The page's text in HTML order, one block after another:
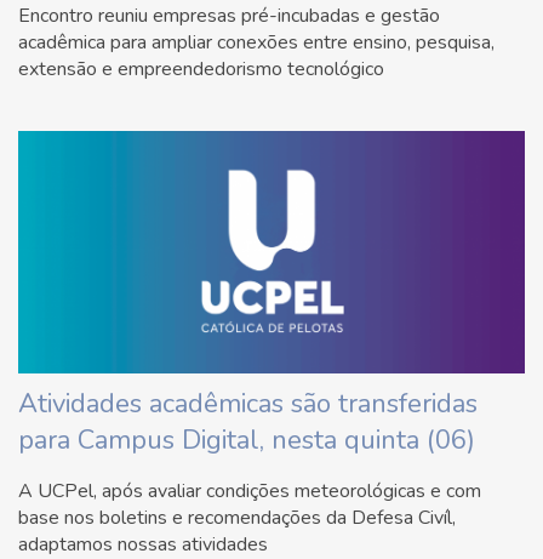
Encontro reuniu empresas pré-incubadas e gestão
acadêmica para ampliar conexões entre ensino, pesquisa,
extensão e empreendedorismo tecnológico
Atividades acadêmicas são transferidas
para Campus Digital, nesta quinta (06)
A UCPel, após avaliar condições meteorológicas e com
base nos boletins e recomendações da Defesa Civíl,
adaptamos nossas atividades